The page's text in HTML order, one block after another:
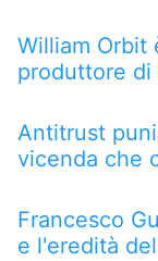
William Orbit
produttore di
Antitrust
vicenda che
Francesco
e l'eredità